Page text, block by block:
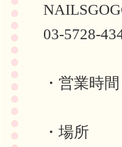
03-5728-
・営業時
・場所